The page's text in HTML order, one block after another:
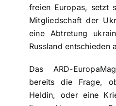
freien Europas, setzt
Mitgliedschaft der
eine Abtretung
Russland entschieden
Das ARD-
bereits die Frage,
Heldin, oder eine